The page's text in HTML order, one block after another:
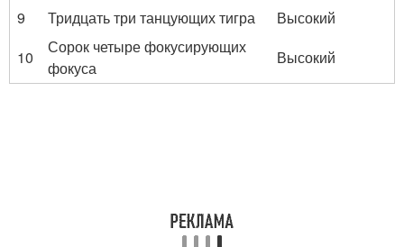
9
Тридцать три танцующих тигра
Высокий
10
Сорок четыре фокусирующих
фокуса
Высокий